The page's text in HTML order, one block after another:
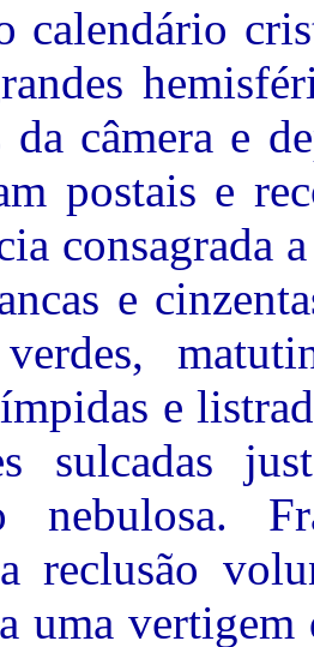
calendário
da câmera e
postais e
consagrada
e
e
sulcadas
nebulosa.
reclusão
uma